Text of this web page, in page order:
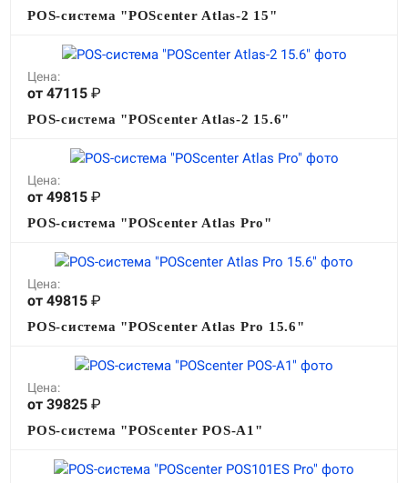
Подробнее о компании «POScenter» - одном из лидеров в сфере
производства кассового и весового оборудования.
КОНТАКТЫ СЕРВИСНЫЕ ЦЕНТРЫ
АДРЕСА МАГАЗИНОВ
технической составляющей ассортимента «POScenter».
НОВОСТИ
+7 (495) 518-94-41 info@poscenter.ru
POS-система "POScenter Atlas-2 15"
Цена:
от 47115 ₽
POS-система "POScenter Atlas-2 15.6"
Цена:
от 49815 ₽
POS-система "POScenter Atlas Pro"
Цена:
от 49815 ₽
POS-система "POScenter Atlas Pro 15.6"
Цена:
от 39825 ₽
POS-система "POScenter POS-A1"